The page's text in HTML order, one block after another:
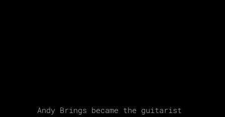
Andy Brings became the guitarist